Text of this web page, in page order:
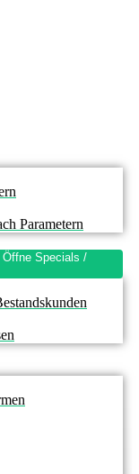
Parametern
Öffne Specials /